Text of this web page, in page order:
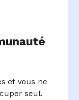
et vous ne
seul.